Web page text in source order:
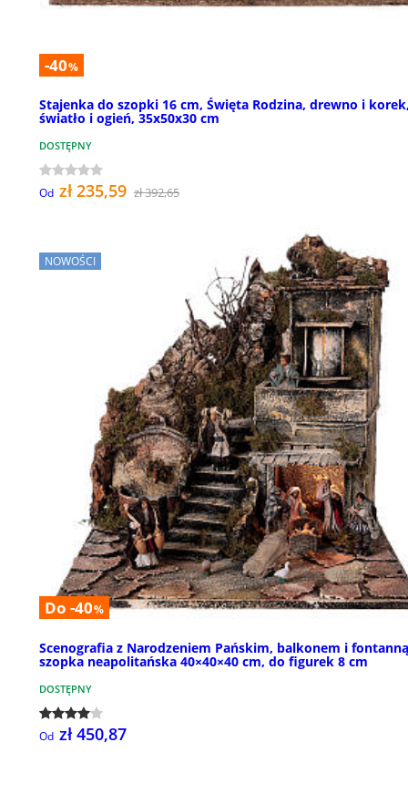
-40%
Stajenka do szopki 16 cm, Święta Rodzina, drewno i
światło i ogień, 35x50x30 cm
DOSTĘPNY
Od zł 235,59 zł 392,65
NOWOŚCI
Do -40%
Scenografia z Narodzeniem Pańskim, balkonem i
szopka neapolitańska 40×40×40 cm, do figurek 8 cm
DOSTĘPNY
Od zł 450,87